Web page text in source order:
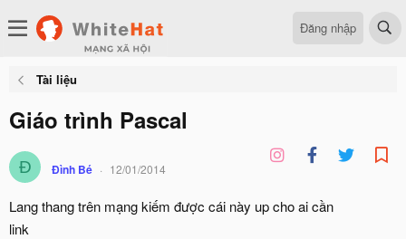
Đăng nhập
Tài liệu
Giáo trình Pascal
Đ Đình Bé 12/01/2014
Lang thang trên mạng kiếm được cái này up cho ai cần
link